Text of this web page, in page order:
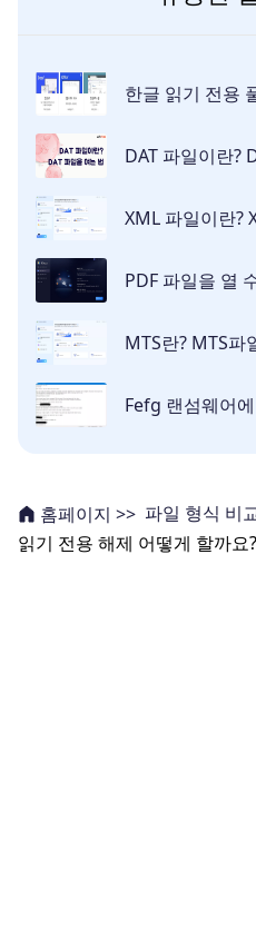
한글 읽기 전용 풀기
DAT 파일이란?
XML 파일이란? XML 파
PDF 파일을 열 수 없는
MTS란? MTS파일을
Fefg 랜섬웨어에 의해 파
홈페이지 >> 파일 형식 비
읽기 전용 해제 어떻게 할까요?